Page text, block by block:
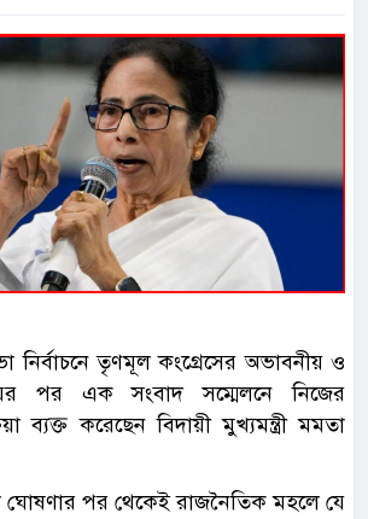
নির্বাচনে তৃণমূল কংগ্রেসের অভাবনীয় ও
পর এক সংবাদ সম্মেলনে নিজের
ব্যক্ত করেছেন বিদায়ী মুখ্যমন্ত্রী মমতা
ঘোষণার পর থেকেই রাজনৈতিক মহলে যে